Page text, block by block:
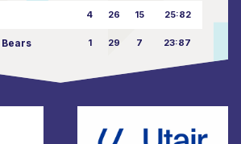
4 26 15 25:82
1 29 7 23:87